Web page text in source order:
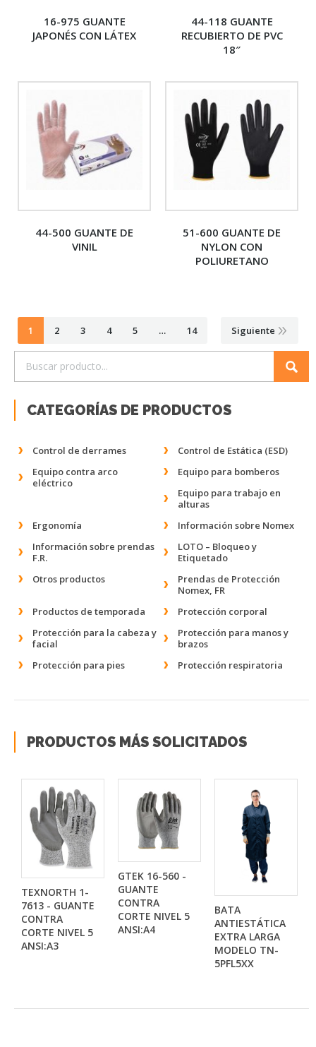
16-975 GUANTE
JAPONÉS CON LÁTEX
44-118 GUANTE
RECUBIERTO DE PVC
18″
44-500 GUANTE DE
VINIL
51-600 GUANTE DE
NYLON CON
POLIURETANO
1 2 3 4 5 … 14 Siguiente
CATEGORÍAS DE PRODUCTOS
Control de derrames
Control de Estática (ESD)
Equipo contra arco
eléctrico
Equipo para bomberos
Equipo para trabajo en
alturas
Ergonomía
Información sobre Nomex
Información sobre prendas
F.R.
LOTO – Bloqueo y
Etiquetado
Otros productos
Prendas de Protección
Nomex, FR
Productos de temporada
Protección corporal
Protección para la cabeza y
facial
Protección para manos y
brazos
Protección para pies
Protección respiratoria
PRODUCTOS MÁS SOLICITADOS
TEXNORTH 1-
7613 - GUANTE
CONTRA
CORTE NIVEL 5
ANSI:A3
GTEK 16-560 -
GUANTE
CONTRA
CORTE NIVEL 5
ANSI:A4
BATA
ANTIESTÁTICA
EXTRA LARGA
MODELO TN-
5PFL5XX